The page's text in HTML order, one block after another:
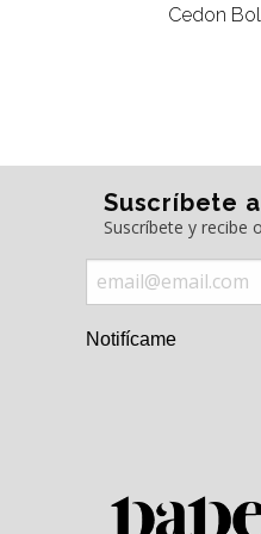
Cedon
Suscríbete
Suscríbete y recibe
Notifícame